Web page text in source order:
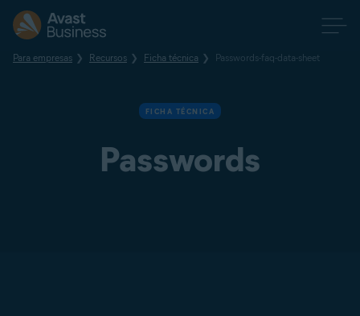
Para empresas Recursos Ficha técnica Passwords-faq-data-sheet
FICHA TÉCNICA
Passwords